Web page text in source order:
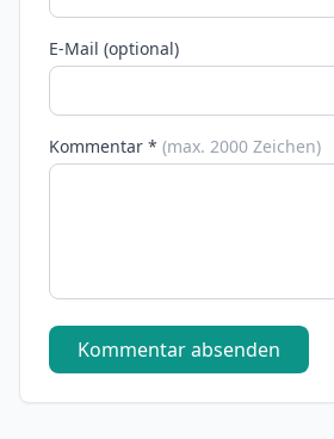
E-Mail (optional)
Kommentar * (max. 2000 Zeichen)
Kommentar absenden